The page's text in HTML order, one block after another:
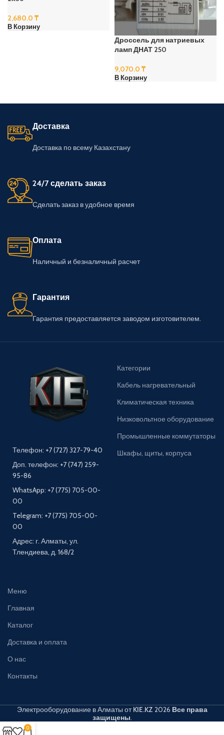
2,680.0 ₸
В Корзину
Дроссель для натриевых
ламп ДНАТ 250
9,070.0 ₸
В Корзину
Доставка
Доставка по всему Казахстану
24/7 сделать заказ
Сделать заказ в удобное время
Оплата
Наличный и безналичный расчет
Гарантия
Гарантия предоставляется заводом изготовителем.
Телефон: +7 (727) 327-79-40
Доп. телефон: +7 (747) 259-
95-86
WhatsApp: +7 (775) 705-00-
00
Telegram: +7 (775) 705-00-
00
Адрес: г. Алматы, ул.
Тлендиева, д. 168/2
Категории
Кабель нагревательный
Климатическая техника
Низковольтное оборудование
Промышленные коммутаторы
Шкафы, щиты, корпуса
Меню
Главная
Каталог
Доставка и оплата
О нас
Контакты
Электрооборудование в Алматы отKIE.KZ 2026 Все права
защищены.
0